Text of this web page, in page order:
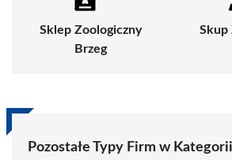
Sklep Zoologiczny
Brzeg
Skup
Pozostałe Typy Firm w